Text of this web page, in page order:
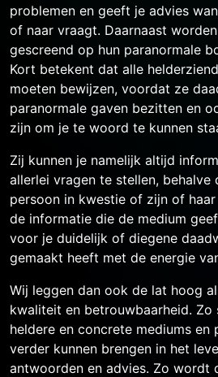
problemen en geeft je advies
of naar vraagt. Daarnaast
gescreend op hun paranormale
Kort betekent dat alle
moeten bewijzen, voordat ze
paranormale gaven bezitten en
zijn om je te woord te kunnen
Zij kunnen je namelijk altijd
allerlei vragen te stellen, behalve
persoon in kwestie of zijn of
de informatie die de medium
voor je duidelijk of diegene
gemaakt heeft met de energie
Wij leggen dan ook de lat hoog
kwaliteit en betrouwbaarheid.
heldere en concrete mediums en
verder kunnen brengen in het
antwoorden en advies. Zo wordt